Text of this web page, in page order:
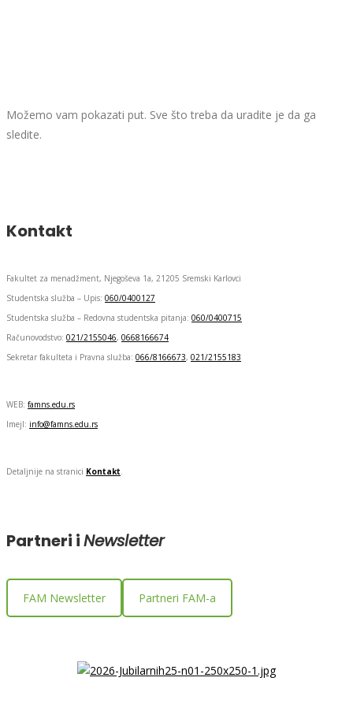
Možemo vam pokazati put. Sve što treba da uradite je da ga
sledite.
Kontakt
Fakultet za menadžment, Njegoševa 1a, 21205 Sremski Karlovci
Studentska služba – Upis: 060/0400127
Studentska služba – Redovna studentska pitanja: 060/0400715
Računovodstvo: 021/2155046, 0668166674
Sekretar fakulteta i Pravna služba: 066/8166673, 021/2155183
WEB: famns.edu.rs
Imejl: info@famns.edu.rs
Detaljnije na stranici Kontakt.
Partneri iNewsletter
FAM Newsletter Partneri FAM-a